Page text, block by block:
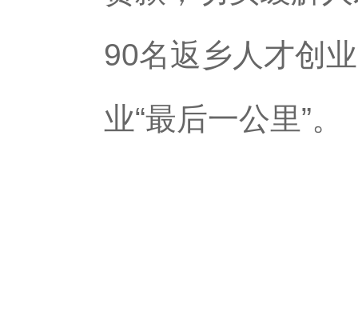
90名返乡人才创
业“最后一公里”。